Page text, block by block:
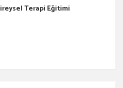
Terapi Eğitimi